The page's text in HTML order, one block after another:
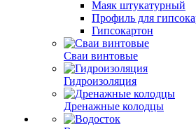
Маяк штукатурный
Профиль для
Гипсокартон
Сваи винтовые
Гидроизоляция
Дренажные колодцы